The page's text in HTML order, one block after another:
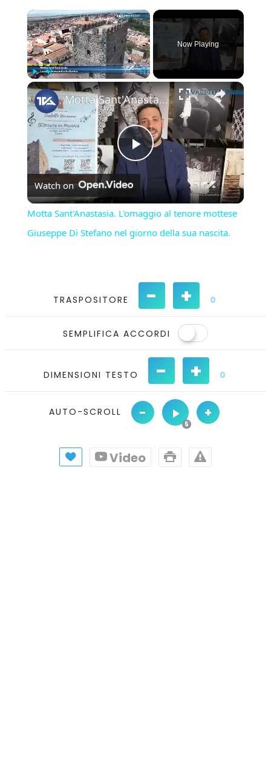
×
Play Unmute Fullscreen
Now Playing
×
Play
Video
Motta Sant'Anastasia. L'omaggio al tenore mottese Giuseppe Di Stefano nel giorno della sua nascita.
Watch on
Motta Sant'Anastasia. L'omaggio al tenore mottese
Giuseppe Di Stefano nel giorno della sua nascita.
TRASPOSITORE - + 0
SEMPLIFICA ACCORDI
DIMENSIONI TESTO - + 0
AUTO-SCROLL - +
Video